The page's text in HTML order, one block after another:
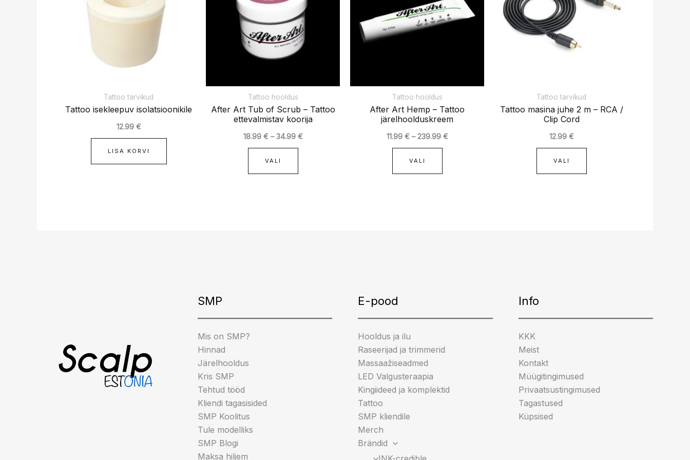
Tattoo tarvikud
Tattoo isekleepuv isolatsioonikile
12.99 €
LISA KORVI
Tattoo hooldus
After Art Tub of Scrub – Tattoo
ettevalmistav koorija
18.99 € – 34.99 €
VALI
varianti.
Valikuid
saab
teha
Tattoo hooldus
After Art Hemp – Tattoo
järelhoolduskreem
11.99 € – 239.99 €
VALI
varianti.
Valikuid
Tattoo tarvikud
Tattoo masina juhe 2 m – RCA /
Clip Cord
12.99 €
VALI
varianti.
SMP
Mis on SMP?
Hinnad
Järelhooldus
Kris SMP
Tehtud tööd
Kliendi tagasisided
SMP Koolitus
Tule modelliks
SMP Blogi
Maksa hiljem
Instagram
Facebook E-pood
Hooldus ja ilu
Raseerijad ja trimmerid
Massaažiseadmed
LED Valgusteraapia
Kingiideed ja komplektid
Tattoo
SMP kliendile
Merch
Brändid
Info
KKK
Meist
Kontakt
Müügitingimused
Privaatsustingimused
Tagastused
Küpsised